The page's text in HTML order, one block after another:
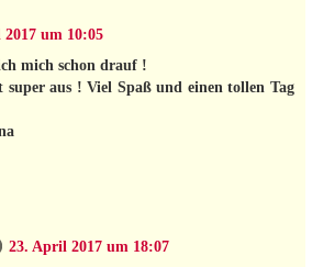
um 10:05
mich schon drauf !
super aus ! Viel Spaß und einen tollen Tag
23. April 2017 um 18:07